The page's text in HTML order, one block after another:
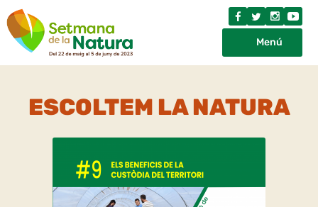
Menú
ESCOLTEM LA NATURA